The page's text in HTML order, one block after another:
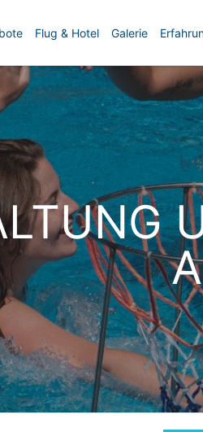
Flug & Hotel Galerie